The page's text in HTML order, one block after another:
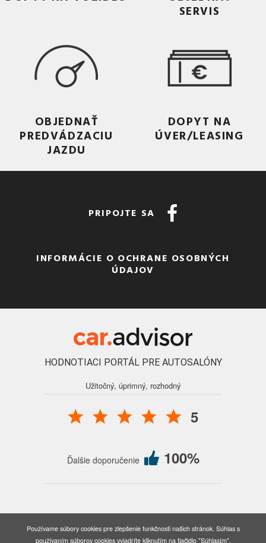
SERVIS
OBJEDNAŤ
PREDVÁDZACIU
JAZDU
DOPYT NA
ÚVER/LEASING
PRIPOJTE SA
INFORMÁCIE O OCHRANE OSOBNÝCH
ÚDAJOV
HODNOTIACI PORTÁL PRE AUTOSALÓNY
Užitočný, úprimný, rozhodný
5
Ďalšie doporučenie 100%
Nastavenia cookies
Používame súbory cookies pre zlepšenie funkčnosti našich stránok. Súhlas s
používaním súborov cookies vyjadríte kliknutím na tlačidlo "Súhlasím".